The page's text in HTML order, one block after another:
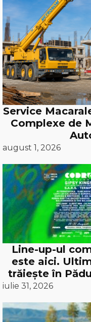
Service
Complexe de
august 1, 2026
Line-up-ul
este aici.
trăiește în
iulie 31, 2026